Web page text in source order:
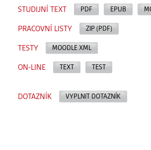
STUDIJNÍ TEXT PDF EPUB
PRACOVNÍ LISTY ZIP (PDF)
TESTY MOODLE XML
ON-LINE TEXT TEST
DOTAZNÍK VYPLNIT DOTAZNÍK